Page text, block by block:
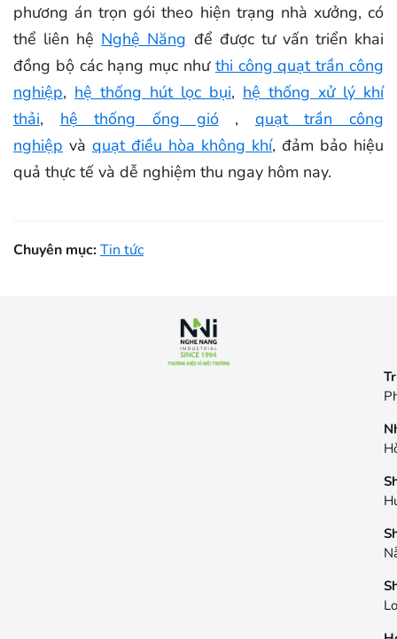
phương án trọn gói theo hiện trạng nhà xưởng, có
thể liên hệ Nghệ Năng để được tư vấn triển khai
đồng bộ các hạng mục như thi công quạt trần công
nghiệp, hệ thống hút lọc bụi, hệ thống xử lý khí
thải, hệ thống ống gió, quạt trần công
nghiệp và quạt điều hòa không khí, đảm bảo hiệu
quả thực tế và dễ nghiệm thu ngay hôm nay.
Chuyên mục:Tin tức